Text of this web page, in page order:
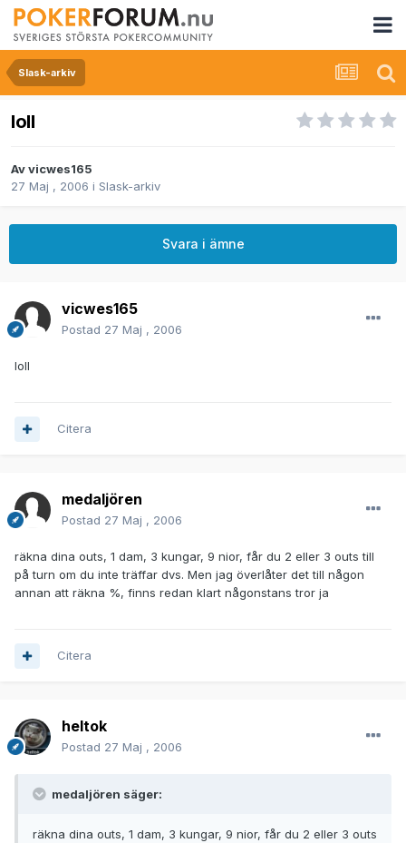
Slask-arkiv
loll
Avvicwes165
27 Maj , 2006 i Slask-arkiv
Svara i ämne
vicwes165
Postad 27 Maj , 2006
loll
Citera
medaljören
Postad 27 Maj , 2006
räkna dina outs, 1 dam, 3 kungar, 9 nior, får du 2 eller 3 outs till
på turn om du inte träffar dvs. Men jag överlåter det till någon
annan att räkna %, finns redan klart någonstans tror ja
Citera
heltok
Postad 27 Maj , 2006
medaljören säger:
räkna dina outs, 1 dam, 3 kungar, 9 nior, får du 2 eller 3 outs